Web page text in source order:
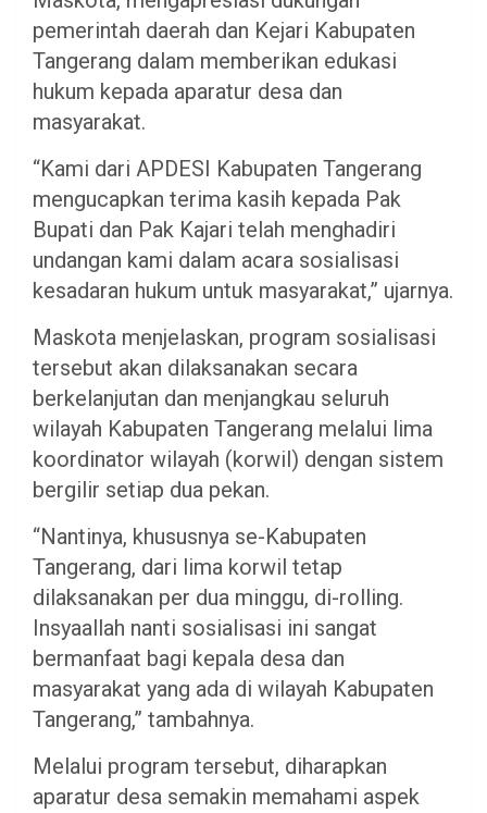
pemerintah daerah dan Kejari Kabupaten
Tangerang dalam memberikan edukasi
hukum kepada aparatur desa dan
masyarakat.
“Kami dari APDESI Kabupaten Tangerang
mengucapkan terima kasih kepada Pak
Bupati dan Pak Kajari telah menghadiri
undangan kami dalam acara sosialisasi
kesadaran hukum untuk masyarakat,” ujarnya.
Maskota menjelaskan, program sosialisasi
tersebut akan dilaksanakan secara
berkelanjutan dan menjangkau seluruh
wilayah Kabupaten Tangerang melalui lima
koordinator wilayah (korwil) dengan sistem
bergilir setiap dua pekan.
“Nantinya, khususnya se-Kabupaten
Tangerang, dari lima korwil tetap
dilaksanakan per dua minggu, di-rolling.
Insyaallah nanti sosialisasi ini sangat
bermanfaat bagi kepala desa dan
masyarakat yang ada di wilayah Kabupaten
Tangerang,” tambahnya.
Melalui program tersebut, diharapkan
aparatur desa semakin memahami aspek